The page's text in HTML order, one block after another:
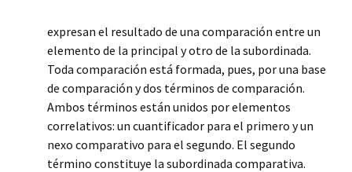
expresan el resultado de una comparación entre un
elemento de la principal y otro de la subordinada.
Toda comparación está formada, pues, por una base
de comparación y dos términos de comparación.
Ambos términos están unidos por elementos
correlativos: un cuantificador para el primero y un
nexo comparativo para el segundo. El segundo
término constituye la subordinada comparativa.